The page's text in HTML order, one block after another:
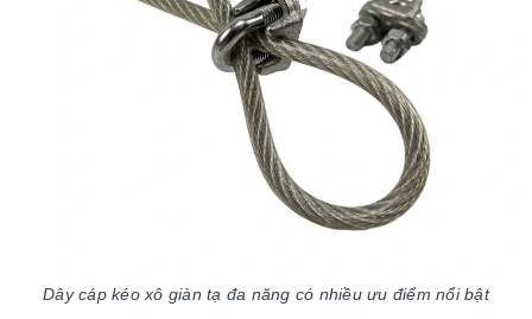
Dây cáp kéo xô giàn tạ đa năng có nhiều ưu điểm nổi bật